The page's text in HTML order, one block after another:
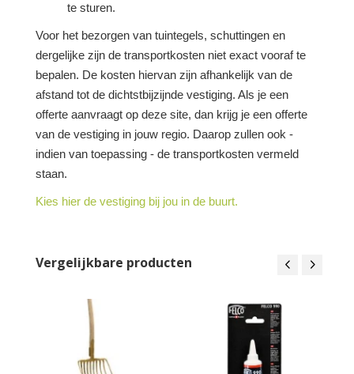
te sturen.
Voor het bezorgen van tuintegels, schuttingen en
dergelijke zijn de transportkosten niet exact vooraf te
bepalen. De kosten hiervan zijn afhankelijk van de
afstand tot de dichtstbijzijnde vestiging. Als je een
offerte aanvraagt op deze site, dan krijg je een offerte
van de vestiging in jouw regio. Daarop zullen ook -
indien van toepassing - de transportkosten vermeld
staan.
Kies hier de vestiging bij jou in de buurt.
Vergelijkbare producten